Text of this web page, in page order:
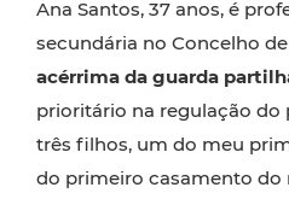
Ana Santos, 37 anos, é
secundária no Concelho
acérrima da guarda
prioritário na regulação do
três filhos, um do meu
do primeiro casamento do